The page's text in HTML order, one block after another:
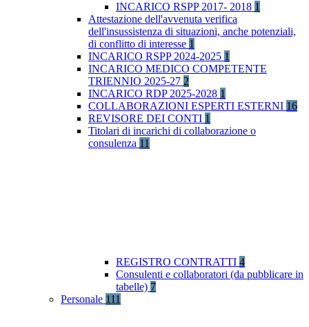
INCARICO RSPP 2017- 2018 1
Attestazione dell'avvenuta verifica
dell'insussistenza di situazioni, anche potenziali,
di conflitto di interesse 1
INCARICO RSPP 2024-2025 1
INCARICO MEDICO COMPETENTE
TRIENNIO 2025-27 2
INCARICO RDP 2025-2028 1
COLLABORAZIONI ESPERTI ESTERNI 16
REVISORE DEI CONTI 1
Titolari di incarichi di collaborazione o
consulenza 11
REGISTRO CONTRATTI 4
Consulenti e collaboratori (da pubblicare in
tabelle) 7
Personale 111